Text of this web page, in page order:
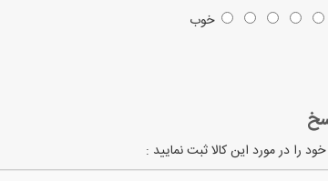
خوب
را در مورد این کالا ثبت نمایید :